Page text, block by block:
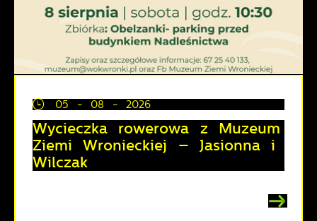
05 - 08 - 2026
Wycieczka rowerowa z Muzeum
Ziemi Wronieckiej – Jasionna i
Wilczak